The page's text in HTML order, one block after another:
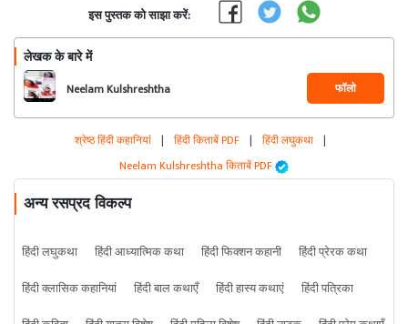
इस पुस्तक को साझा करें:
लेखक के बारे में
Neelam Kulshreshtha फॉलो
श्रेष्ठ हिंदी कहानियां | हिंदी किताबें PDF | हिंदी लघुकथा |
Neelam Kulshreshtha किताबें PDF
अन्य रसप्रद विकल्प
हिंदी लघुकथा हिंदी आध्यात्मिक कथा हिंदी फिक्शन कहानी
हिंदी प्रेरक कथा
हिंदी क्लासिक कहानियां
हिंदी बाल कथाएँ हिंदी हास्य कथाएं
हिंदी पत्रिका